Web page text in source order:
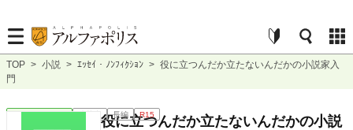
TOP > 小説 > ｴｯｾｲ・ﾉﾝﾌｨｸｼｮﾝ > 役に立つんだか立たないんだかの小説家入
門
ｴｯｾｲ・ﾉﾝﾌｨｸｼｮﾝ 連載中 長編 R15
役に立つんだか立たないんだかの小説